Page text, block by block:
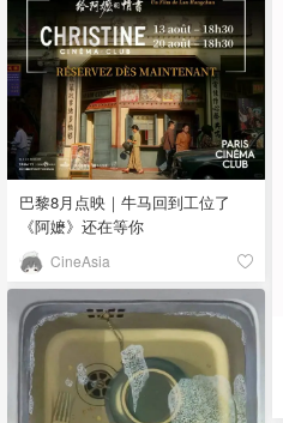
巴黎8月点映｜牛马回到工位了
《阿嬷》还在等你
CineAsia